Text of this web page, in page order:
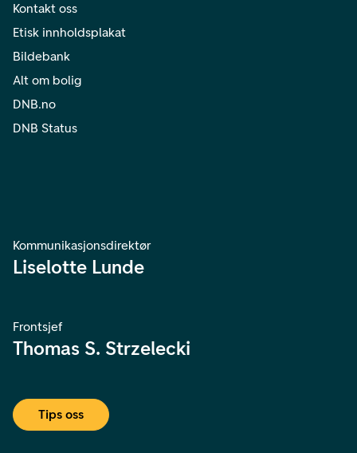
Kontakt oss
Etisk innholdsplakat
Bildebank
Alt om bolig
DNB.no
DNB Status
Kommunikasjonsdirektør
Liselotte Lunde
Frontsjef
Thomas S. Strzelecki
Tips oss